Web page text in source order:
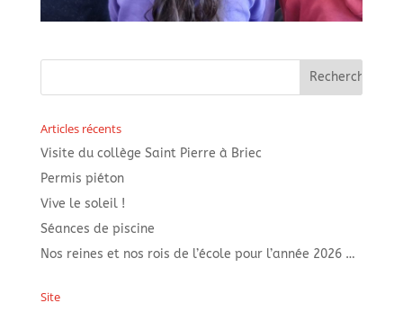
Articles récents
Visite du collège Saint Pierre à Briec
Permis piéton
Vive le soleil !
Séances de piscine
Nos reines et nos rois de l’école pour l’année 2026 …
Site